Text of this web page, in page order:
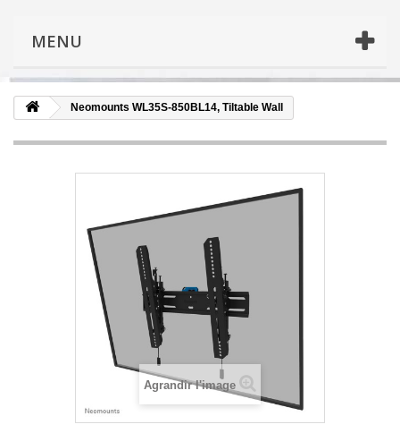
MENU
Neomounts WL35S-850BL14, Tiltable Wall
Agrandir l'image